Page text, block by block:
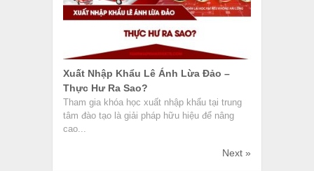
Xuất Nhập Khẩu Lê Ánh Lừa Đảo –
Thực Hư Ra Sao?
Tham gia khóa học xuất nhập khẩu tại trung
tâm đào tạo là giải pháp hữu hiệu để nâng
cao...
Next »